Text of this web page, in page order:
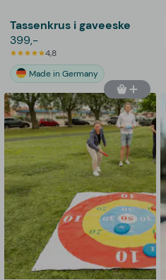
Tassenkrus i gaveeske
399,-
4,8
Made in Germany